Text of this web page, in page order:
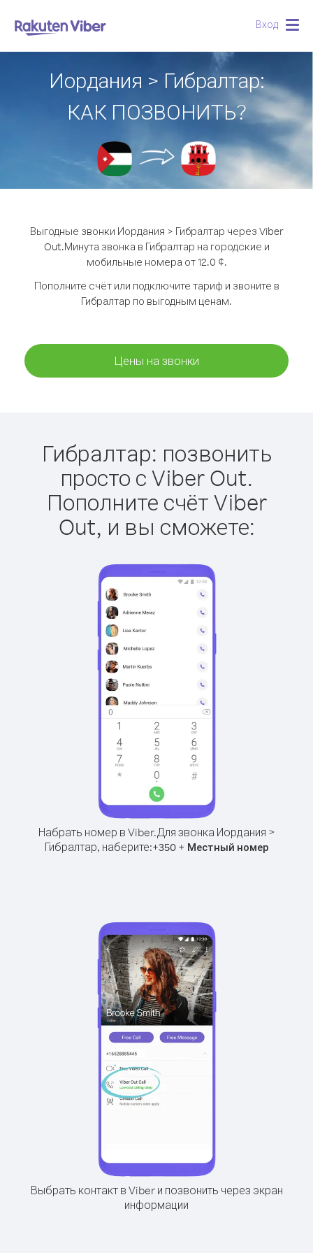
Вход
Иордания > Гибралтар:
КАК ПОЗВОНИТЬ?
Выгодные звонки Иордания > Гибралтар через Viber
Out.Минута звонка в Гибралтар на городские и
мобильные номера от 12.0 ¢.
Пополните счёт или подключите тариф и звоните в
Гибралтар по выгодным ценам.
Цены на звонки
Гибралтар: позвонить
просто с Viber Out.
Пополните счёт Viber
Out, и вы сможете:
Набрать номер в Viber.Для звонка Иордания >
Гибралтар, наберите:+350+ Местный номер
Выбрать контакт в Viber и позвонить через экран
информации